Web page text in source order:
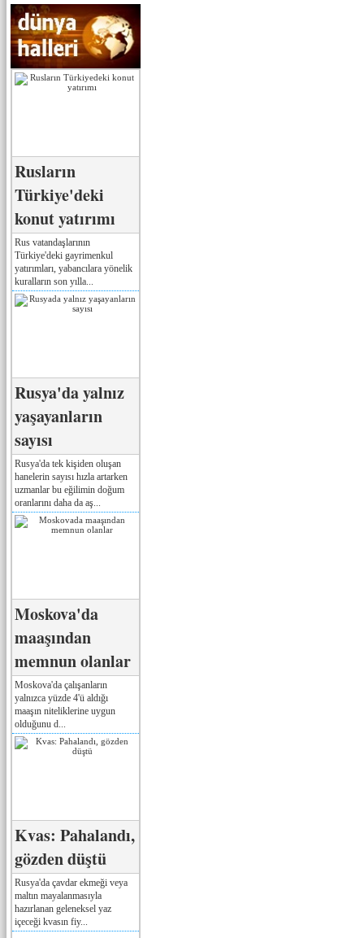
Rusların
Türkiye'deki
konut yatırımı
Rus vatandaşlarının
Türkiye'deki gayrimenkul
yatırımları, yabancılara yönelik
kuralların son yılla...
Rusya'da yalnız
yaşayanların
sayısı
Rusya'da tek kişiden oluşan
hanelerin sayısı hızla artarken
uzmanlar bu eğilimin doğum
oranlarını daha da aş...
Moskova'da
maaşından
memnun olanlar
Moskova'da çalışanların
yalnızca yüzde 4'ü aldığı
maaşın niteliklerine uygun
olduğunu d...
Kvas: Pahalandı,
gözden düştü
Rusya'da çavdar ekmeği veya
maltın mayalanmasıyla
hazırlanan geleneksel yaz
içeceği kvasın fiy...